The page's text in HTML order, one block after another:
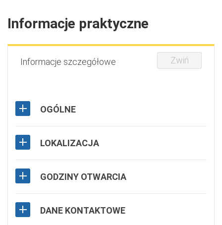
Informacje praktyczne
Informacje szczegółowe Zwiń
OGÓLNE
LOKALIZACJA
GODZINY OTWARCIA
DANE KONTAKTOWE